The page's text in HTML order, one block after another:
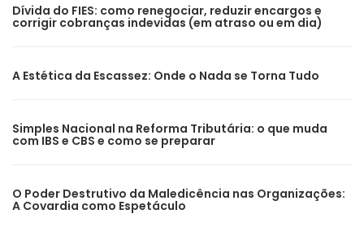
Dívida do FIES: como renegociar, reduzir encargos e
corrigir cobranças indevidas (em atraso ou em dia)
A Estética da Escassez: Onde o Nada se Torna Tudo
Simples Nacional na Reforma Tributária: o que muda
com IBS e CBS e como se preparar
O Poder Destrutivo da Maledicência nas Organizações:
A Covardia como Espetáculo